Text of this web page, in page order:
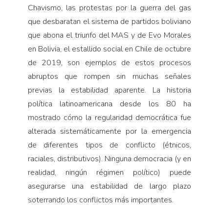
Chavismo, las protestas por la guerra del gas
que desbaratan el sistema de partidos boliviano
que abona el triunfo del MAS y de Evo Morales
en Bolivia, el estallido social en Chile de octubre
de 2019, son ejemplos de estos procesos
abruptos que rompen sin muchas señales
previas la estabilidad aparente. La historia
política latinoamericana desde los 80 ha
mostrado cómo la regularidad democrática fue
alterada sistemáticamente por la emergencia
de diferentes tipos de conflicto (étnicos,
raciales, distributivos). Ninguna democracia (y en
realidad, ningún régimen político) puede
asegurarse una estabilidad de largo plazo
soterrando los conflictos más importantes.